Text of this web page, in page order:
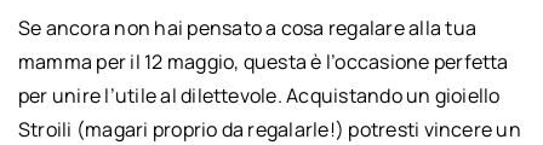
Se ancora non hai pensato a cosa regalare alla tua
mamma per il 12 maggio, questa è l’occasione perfetta
per unire l’utile al dilettevole. Acquistando un gioiello
Stroili (magari proprio da regalarle!) potresti vincere un